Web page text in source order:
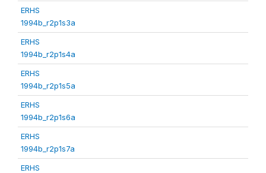
ERHS
1994b_r2p1s3a
ERHS
1994b_r2p1s4a
ERHS
1994b_r2p1s5a
ERHS
1994b_r2p1s6a
ERHS
1994b_r2p1s7a
ERHS